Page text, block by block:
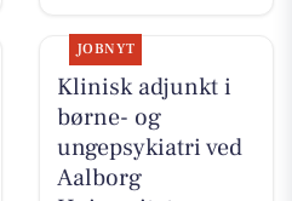
JOBNYT
Klinisk adjunkt i
børne- og
ungepsykiatri ved
Aalborg